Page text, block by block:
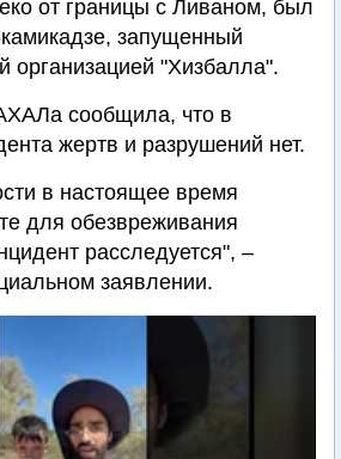
от границы с Ливаном, был
запущенный
организацией "Хизбалла".
сообщила, что в
жертв и разрушений нет.
в настоящее время
для обезвреживания
расследуется", –
заявлении.